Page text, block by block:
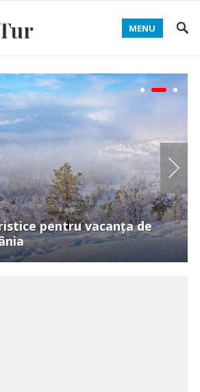
MENU
pentru vacanța de